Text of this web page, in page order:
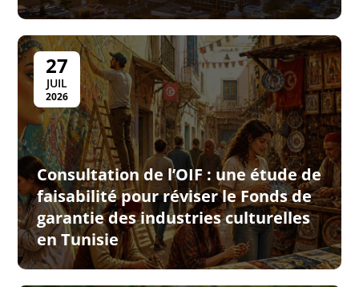
27
JUIL
2026
Consultation de l’OIF : une étude de
faisabilité pour réviser le Fonds de
garantie des industries culturelles
en Tunisie